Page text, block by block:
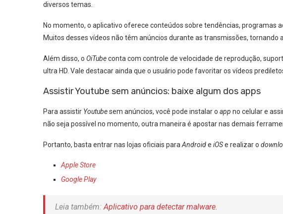
diversos temas.
No momento, o aplicativo oferece conteúdos sobre tendências, programas
Muitos desses vídeos não têm anúncios durante as transmissões, tornando
Além disso, o OiTubeconta com controle de velocidade de reprodução,
ultra HD. Vale destacar ainda que o usuário pode favoritar os vídeos
Assistir Youtube sem anúncios: baixe algum dos apps
Para assistir Youtubesem anúncios, você pode instalar o app no celular e
não seja possível no momento, outra maneira é apostar nas demais
Portanto, basta entrar nas lojas oficiais para Androide iOSe realizar o
Apple Store
Google Play
Leia também:Aplicativo para detectar malware.